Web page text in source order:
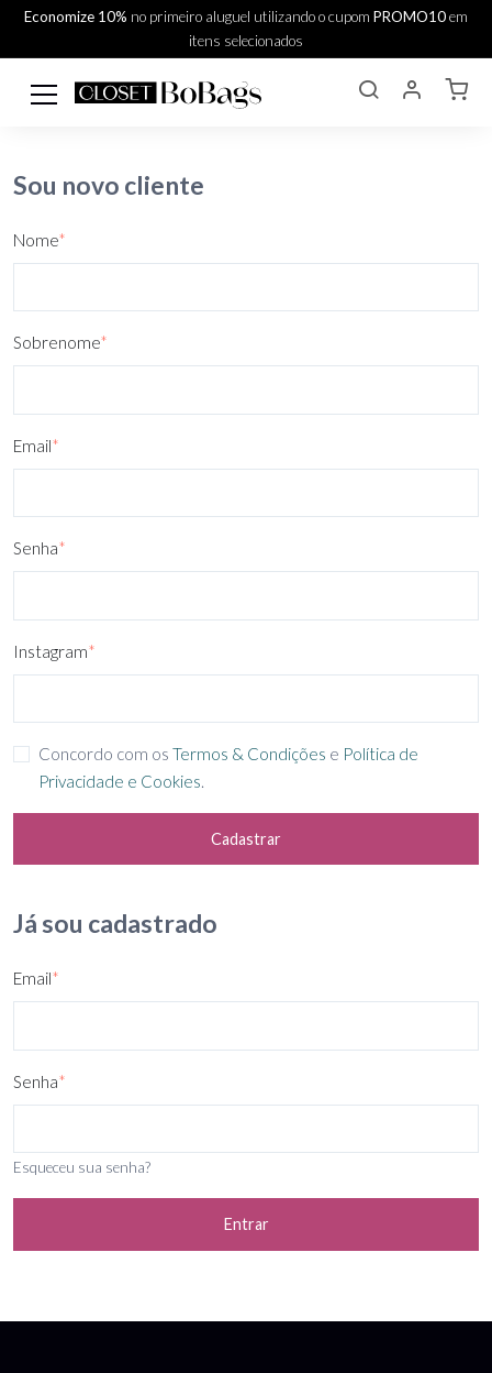
Economize 10% no primeiro aluguel utilizando o cupom PROMO10em
itens selecionados
Sou novo cliente
Nome*
Sobrenome*
Email*
Senha*
Instagram*
Concordo com os Termos & Condições e Política de
Privacidade e Cookies.
Cadastrar
Já sou cadastrado
Email*
Senha*
Esqueceu sua senha?
Entrar